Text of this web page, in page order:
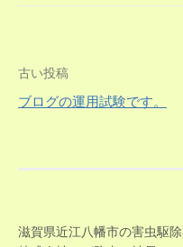
投
稿
ゲ
古い投稿
ブログの運用試験です。
滋賀県近江八幡市の害虫駆